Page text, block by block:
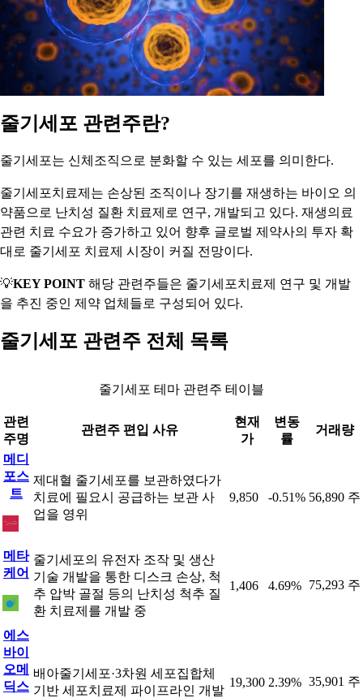
줄기세포 관련주란?
줄기세포는 신체조직으로 분화할 수 있는 세포를 의미한다.
줄기세포치료제는 손상된 조직이나 장기를 재생하는 바이오 의
약품으로 난치성 질환 치료제로 연구, 개발되고 있다. 재생의료
관련 치료 수요가 증가하고 있어 향후 글로벌 제약사의 투자 확
대로 줄기세포 치료제 시장이 커질 전망이다.
💡KEY POINT 해당 관련주들은 줄기세포치료제 연구 및 개발
을 추진 중인 제약 업체들로 구성되어 있다.
줄기세포 관련주 전체 목록
줄기세포 테마 관련주 테이블
관련
주명
관련주 편입 사유
현재
가
변동
률
거래량
메디
포스
트
제대혈 줄기세포를 보관하였다가
치료에 필요시 공급하는 보관 사
업을 영위
9,850 -0.51% 56,890 주
메타
케어
줄기세포의 유전자 조작 및 생산
기술 개발을 통한 디스크 손상, 척
추 압박 골절 등의 난치성 척추 질
환 치료제를 개발 중
1,406 4.69% 75,293 주
에스
바이
오메
딕스
배아줄기세포·3차원 세포집합체
기반 세포치료제 파이프라인 개발
19,300 2.39% 35,901 주